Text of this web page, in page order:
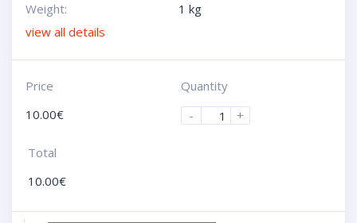
Weight:
1 kg
view all details
Price
10.00€
Quantity
-
+
Total
10.00€